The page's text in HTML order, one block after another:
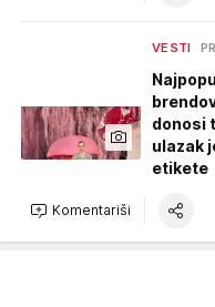
VESTI
donosi
ulazak
etikete
Komentariši